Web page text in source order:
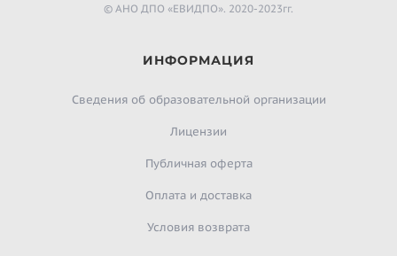
© АНО ДПО «ЕВИДПО». 2020-2023гг.
ИНФОРМАЦИЯ
Сведения об образовательной организации
Лицензии
Публичная оферта
Оплата и доставка
Условия возврата